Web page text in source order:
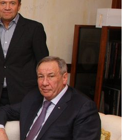
Ильсур Метшин: «Благодаря вам
каждый житель и гость столицы
Татарстана чувствует себя в
безопасности»
10/11/2023